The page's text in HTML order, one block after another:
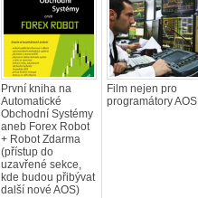
První kniha na
Automatické
Obchodní Systémy
aneb Forex Robot
+ Robot Zdarma
(přístup do
uzavřené sekce,
kde budou přibývat
další nové AOS)
Film nejen pro
programátory AOS